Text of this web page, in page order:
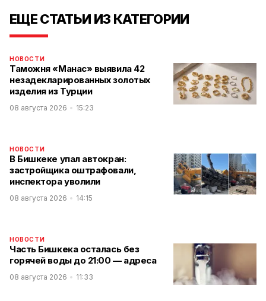
ЕЩЕ СТАТЬИ ИЗ КАТЕГОРИИ
НОВОСТИ
Таможня «Манас» выявила 42
незадекларированных золотых
изделия из Турции
08 августа 2026 15:23
НОВОСТИ
В Бишкеке упал автокран:
застройщика оштрафовали,
инспектора уволили
08 августа 2026 14:15
НОВОСТИ
Часть Бишкека осталась без
горячей воды до 21:00 — адреса
08 августа 2026 11:33